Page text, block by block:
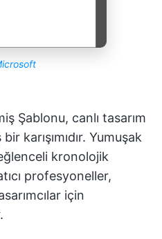
Şablonu, canlı tasarım
karışımıdır. Yumuşak
kronolojik
profesyoneller,
için